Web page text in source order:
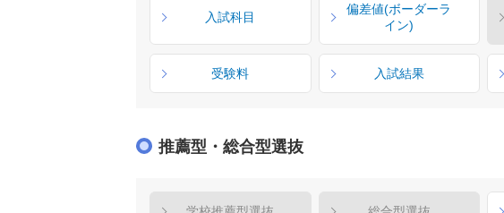
入試科目
偏差値(ボーダーラ
イン)
受験料 入試結果
推薦型・総合型選抜